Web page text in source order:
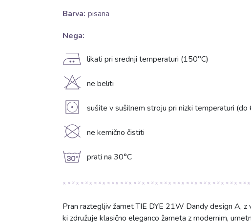
Barva: pisana
Nega:
E likati pri srednji temperaturi (150°C)
H ne beliti
V sušite v sušilnem stroju pri nizki temperaturi (do
K ne kemično čistiti
g prati na 30°C
Pran raztegljiv žamet TIE DYE 21W Dandy design A, z
ki združuje klasično eleganco žameta z modernim,